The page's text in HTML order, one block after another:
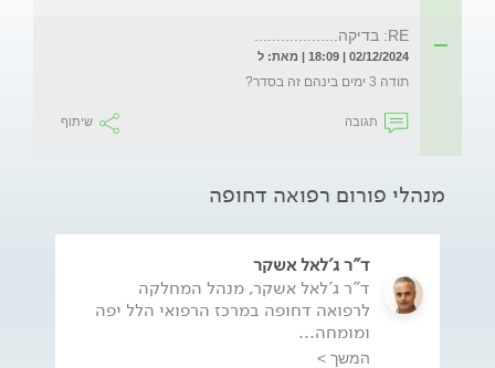
RE: בדיקה...................
02/12/2024 | 18:09 | מאת: ל
תודה 3 ימים בינהם זה בסדר?
תגובה שיתוף
מנהלי פורום רפואה דחופה
ד"ר ג'לאל אשקר
ד"ר ג'לאל אשקר, מנהל המחלקה
לרפואה דחופה במרכז הרפואי הלל יפה
ומומחה...
המשך >